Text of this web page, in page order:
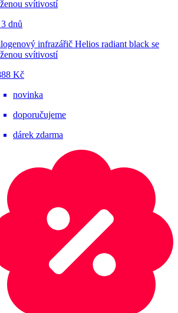
dnů
infrazářič Helios radiant black se
svítivostí
Kč
novinka
doporučujeme
dárek zdarma